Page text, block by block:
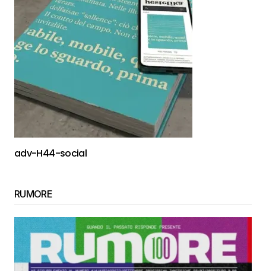
adv-H44-social
RUMORE